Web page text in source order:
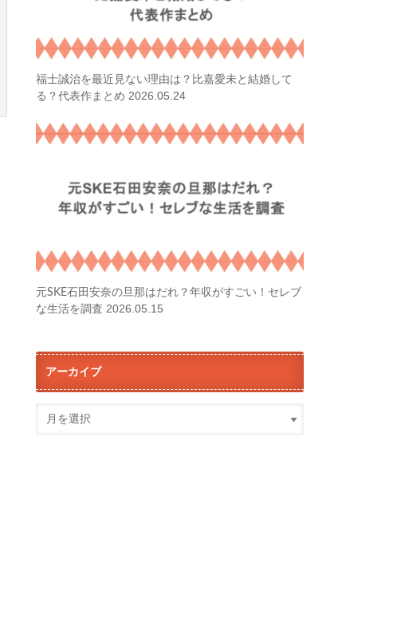
福士誠治を最近見ない理由は？比嘉愛未と結婚して
る？代表作まとめ 2026.05.24
元SKE石田安奈の旦那はだれ？年収がすごい！セレブ
な生活を調査 2026.05.15
アーカイブ